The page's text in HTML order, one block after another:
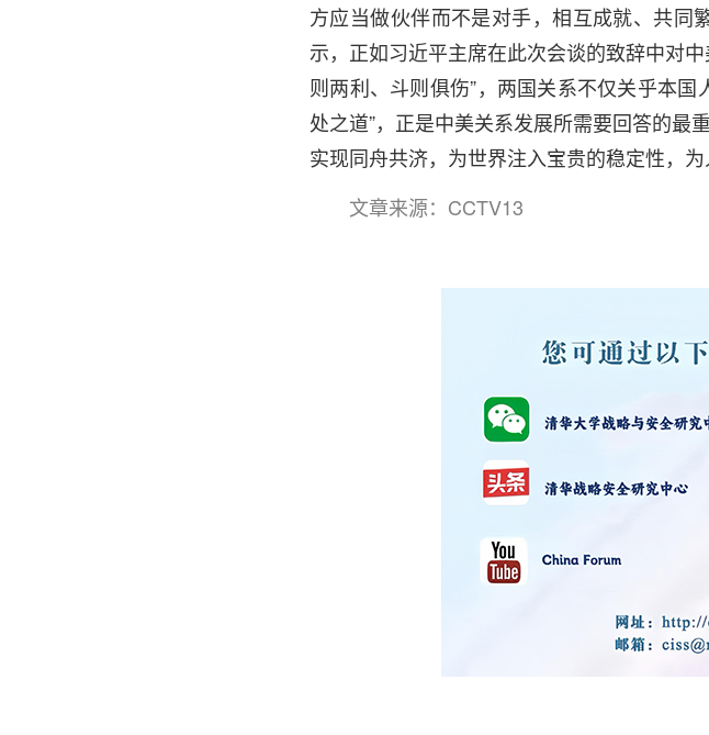
方应当做伙伴而不是对手，相互成就、共同
示，正如习近平主席在此次会谈的致辞中对
则两利、斗则俱伤”，两国关系不仅关乎本
处之道”，正是中美关系发展所需要回答的最
实现同舟共济，为世界注入宝贵的稳定性，为
文章来源：CCTV13